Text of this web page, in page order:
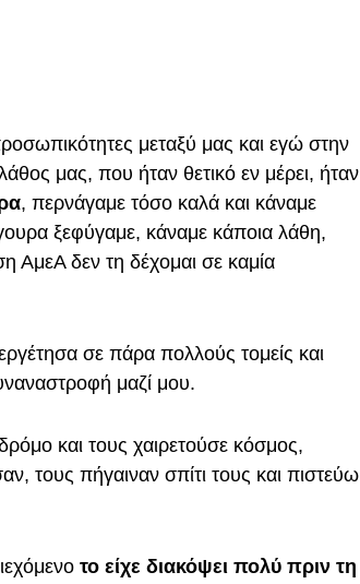
μεταξύ μας και εγώ στην
μας, που ήταν θετικό εν μέρει, ήταν
, περνάγαμε τόσο καλά και κάναμε
ξεφύγαμε, κάναμε κάποια λάθη,
ΑμεΑ δεν τη δέχομαι σε καμία
σε πάρα πολλούς τομείς και
μαζί μου.
και τους χαιρετούσε κόσμος,
τους πήγαιναν σπίτι τους και πιστεύω
το είχε διακόψει πολύ πριν τη